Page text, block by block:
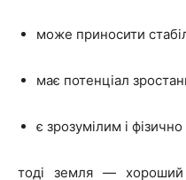
може приносити
має потенціал
є зрозумілим і
тоді земля —